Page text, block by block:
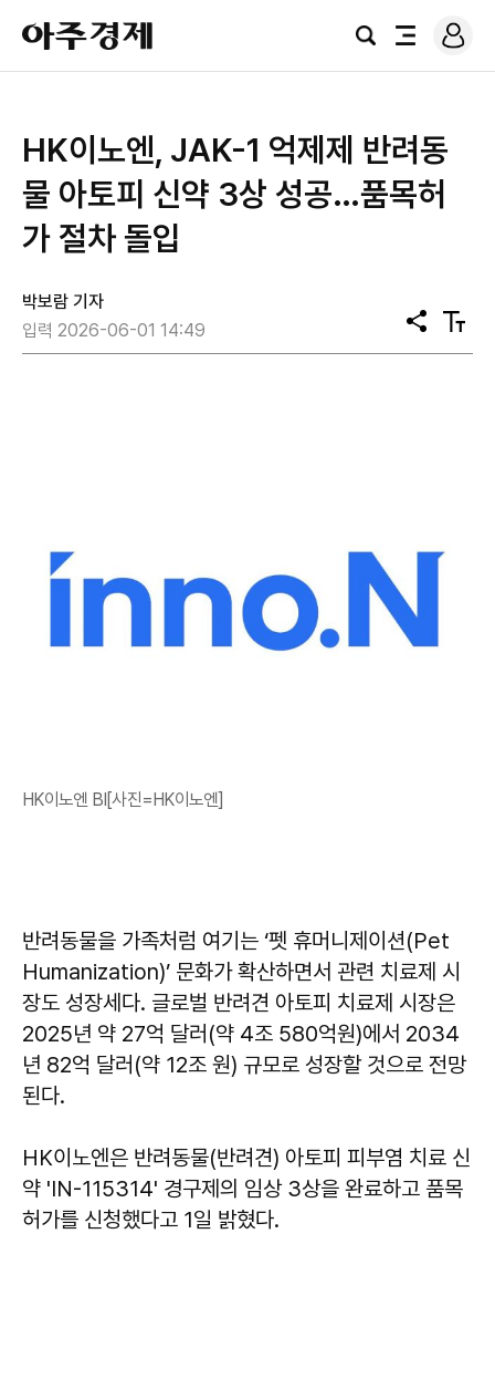
아
주
경
검
전
로
그
HK이노엔, JAK-1 억제제 반려동
물 아토피 신약 3상 성공…품목허
가 절차 돌입
박보람 기자
입력 2026-06-01 14:49
공
유
텍
스
HK이노엔 BI[사진=HK이노엔]
반려동물을 가족처럼 여기는 ‘펫 휴머니제이션(Pet
Humanization)’ 문화가 확산하면서 관련 치료제 시
장도 성장세다. 글로벌 반려견 아토피 치료제 시장은
2025년 약 27억 달러(약 4조 580억원)에서 2034
년 82억 달러(약 12조 원) 규모로 성장할 것으로 전망
된다.
HK이노엔은 반려동물(반려견) 아토피 피부염 치료 신
약 'IN-115314' 경구제의 임상 3상을 완료하고 품목
허가를 신청했다고 1일 밝혔다.